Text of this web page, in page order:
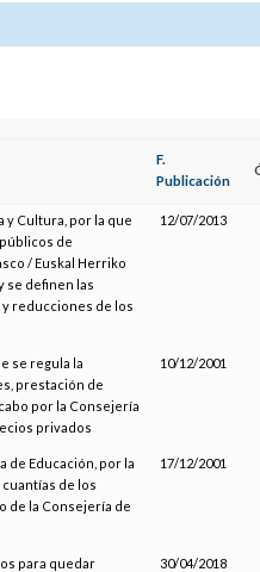
F.
Publicación
y Cultura, por la que
de
/ Euskal Herriko
se definen las
reducciones de los
12/07/2013
se regula la
prestación de
por la Consejería
privados
10/12/2001
de Educación, por la
de los
de la Consejería de
17/12/2001
para quedar
30/04/2018